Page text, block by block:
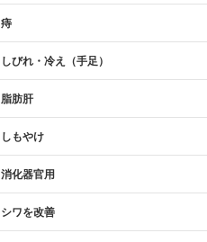
痔
しびれ・冷え（手足）
脂肪肝
しもやけ
消化器官用
シワを改善